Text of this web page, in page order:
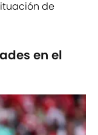
de
en el